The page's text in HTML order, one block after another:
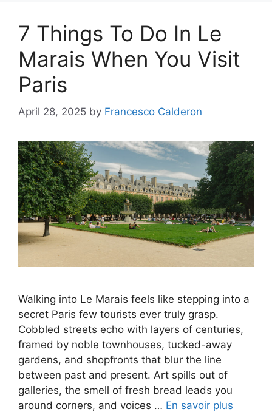
7 Things To Do In Le
Marais When You Visit
Paris
April 28, 2025 by Francesco Calderon
Walking into Le Marais feels like stepping into a
secret Paris few tourists ever truly grasp.
Cobbled streets echo with layers of centuries,
framed by noble townhouses, tucked-away
gardens, and shopfronts that blur the line
between past and present. Art spills out of
galleries, the smell of fresh bread leads you
around corners, and voices … En savoir plus